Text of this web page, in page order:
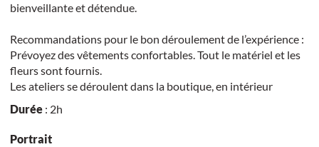
bienveillante et détendue.
Recommandations pour le bon déroulement de l’expérience :
Prévoyez des vêtements confortables. Tout le matériel et les
fleurs sont fournis.
Les ateliers se déroulent dans la boutique, en intérieur
Durée: 2h
Portrait